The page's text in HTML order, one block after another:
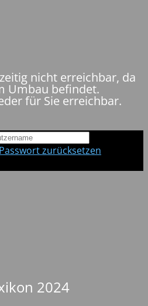
nicht erreichbar, da
Umbau befindet.
für Sie erreichbar.
2024
Passwort zurücksetzen